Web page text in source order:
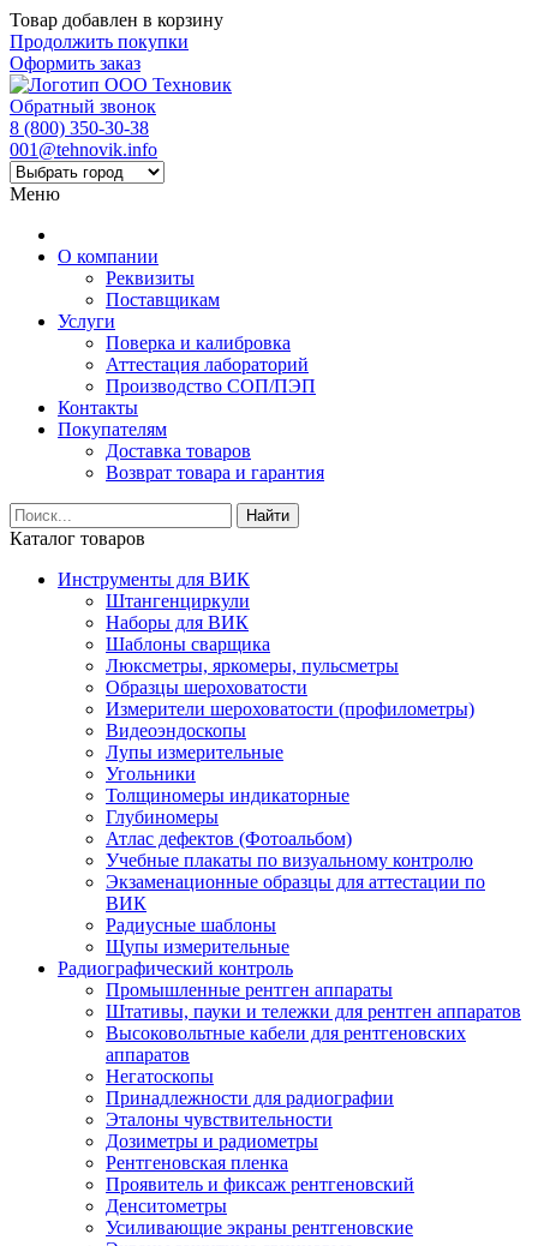
Товар добавлен в корзину
Продолжить покупки
Оформить заказ
Обратный звонок
8 (800) 350-30-38
001@tehnovik.info
Меню
О компании
Реквизиты
Поставщикам
Услуги
Поверка и калибровка
Аттестация лабораторий
Производство СОП/ПЭП
Контакты
Покупателям
Доставка товаров
Возврат товара и гарантия
Найти
Каталог товаров
Инструменты для ВИК
Штангенциркули
Наборы для ВИК
Шаблоны сварщика
Люксметры, яркомеры, пульсметры
Образцы шероховатости
Измерители шероховатости (профилометры)
Видеоэндоскопы
Лупы измерительные
Угольники
Толщиномеры индикаторные
Глубиномеры
Атлас дефектов (Фотоальбом)
Учебные плакаты по визуальному контролю
Экзаменационные образцы для аттестации по
ВИК
Радиусные шаблоны
Щупы измерительные
Радиографический контроль
Промышленные рентген аппараты
Штативы, пауки и тележки для рентген аппаратов
Высоковольтные кабели для рентгеновских
аппаратов
Негатоскопы
Принадлежности для радиографии
Эталоны чувствительности
Дозиметры и радиометры
Рентгеновская пленка
Проявитель и фиксаж рентгеновский
Денситометры
Усиливающие экраны рентгеновские